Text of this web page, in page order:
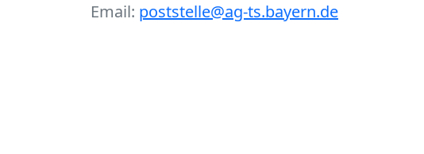
Email: poststelle@ag-ts.bayern.de